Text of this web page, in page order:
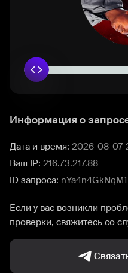
Информация о
Дата и время: 2026-08-07
Ваш IP: 216.73.217.88
ID запроса: nYa4n4GkNqM1
Если у вас возникли
проверки, свяжитесь со